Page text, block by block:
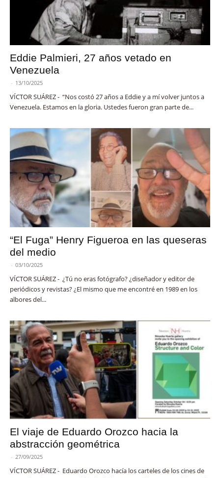
Eddie Palmieri, 27 años vetado en
Venezuela
- 13/10/2025
VÍCTOR SUÁREZ - “Nos costó 27 años a Eddie y a mí volver juntos a
Venezuela. Estamos en la gloria. Ustedes fueron gran parte de...
“El Fuga” Henry Figueroa en las queseras
del medio
- 03/10/2025
VÍCTOR SUÁREZ - ¿Tú no eras fotógrafo? ¿diseñador y editor de
periódicos y revistas? ¿El mismo que me encontré en 1989 en los
albores del...
El viaje de Eduardo Orozco hacia la
abstracción geométrica
- 27/09/2025
VÍCTOR SUÁREZ - Eduardo Orozco hacía los carteles de los cines de